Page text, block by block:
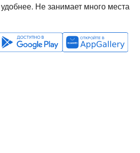
Не занимает много места